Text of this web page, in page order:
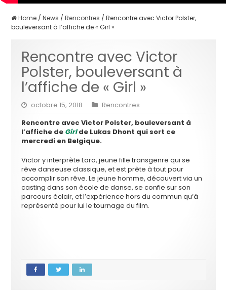
Home / News / Rencontres / Rencontre avec Victor Polster,
bouleversant à l’affiche de « Girl »
Rencontre avec Victor
Polster, bouleversant à
l’affiche de « Girl »
octobre 15, 2018
Rencontres
Rencontre avec Victor Polster, bouleversant à
l’affiche de Girlde Lukas Dhont qui sort ce
mercredi en Belgique.
Victor y interprète Lara, jeune fille transgenre qui se
rêve danseuse classique, et est prête à tout pour
accomplir son rêve. Le jeune homme, découvert via un
casting dans son école de danse, se confie sur son
parcours éclair, et l’expérience hors du commun qu’à
représenté pour lui le tournage du film.